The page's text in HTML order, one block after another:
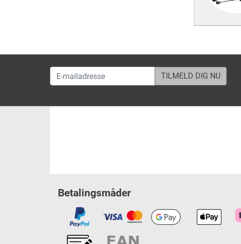
E-mailadresse
Betalingsmåder